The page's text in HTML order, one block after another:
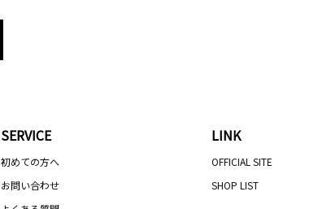
SERVICE
初めての方へ
お問い合わせ
LINK
OFFICIAL SITE
SHOP LIST